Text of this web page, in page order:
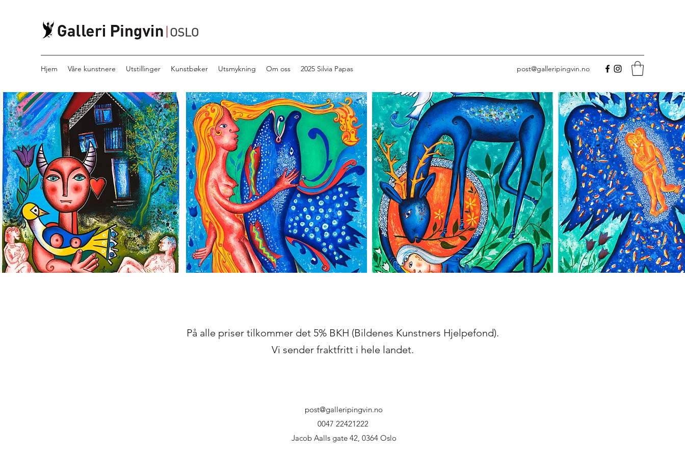
Hjem Våre kunstnere Utstillinger Kunstbøker Utsmykning Om oss 2025 Silvia Papas post@galleripingvin.no
På alle priser tilkommer det 5% BKH (Bildenes Kunstners Hjelpefond).
Vi sender fraktfritt i hele landet.
post@galleripingvin.no
0047 22421222
Jacob Aalls gate 42, 0364 Oslo